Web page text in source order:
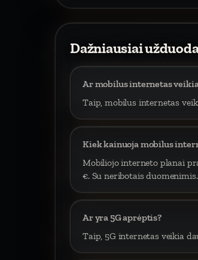
Dažniausiai
Ar mobilus internetas
Taip, mobilus internetas
Kiek kainuoja mobilus
Mobiliojo interneto planai
€. Su neribotais duomenimis.
Ar yra 5G aprėptis?
Taip, 5G internetas veikia